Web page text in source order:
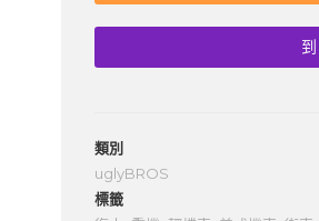
類別
uglyBROS
標籤